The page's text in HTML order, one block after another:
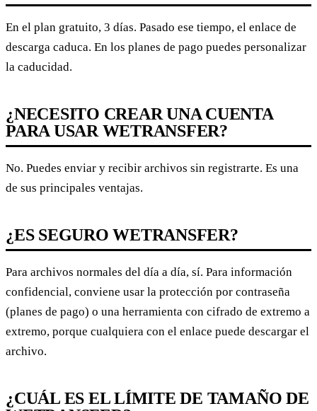
En el plan gratuito, 3 días. Pasado ese tiempo, el enlace de
descarga caduca. En los planes de pago puedes personalizar
la caducidad.
¿NECESITO CREAR UNA CUENTA
PARA USAR WETRANSFER?
No. Puedes enviar y recibir archivos sin registrarte. Es una
de sus principales ventajas.
¿ES SEGURO WETRANSFER?
Para archivos normales del día a día, sí. Para información
confidencial, conviene usar la protección por contraseña
(planes de pago) o una herramienta con cifrado de extremo a
extremo, porque cualquiera con el enlace puede descargar el
archivo.
¿CUÁL ES EL LÍMITE DE TAMAÑO DE